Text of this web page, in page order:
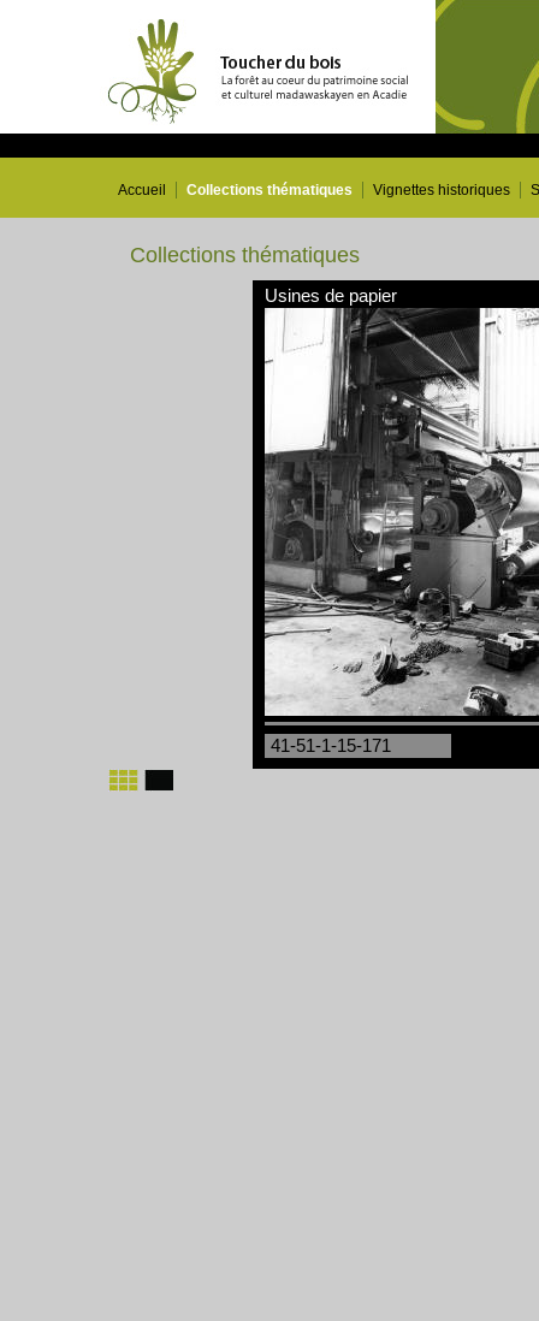
Accueil Collections thématiques Vignettes historiques
Collections thématiques
Usines de papier
41-51-1-15-171